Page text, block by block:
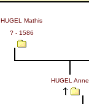
HUGEL Mathis
? - 1586
HUGEL Anne